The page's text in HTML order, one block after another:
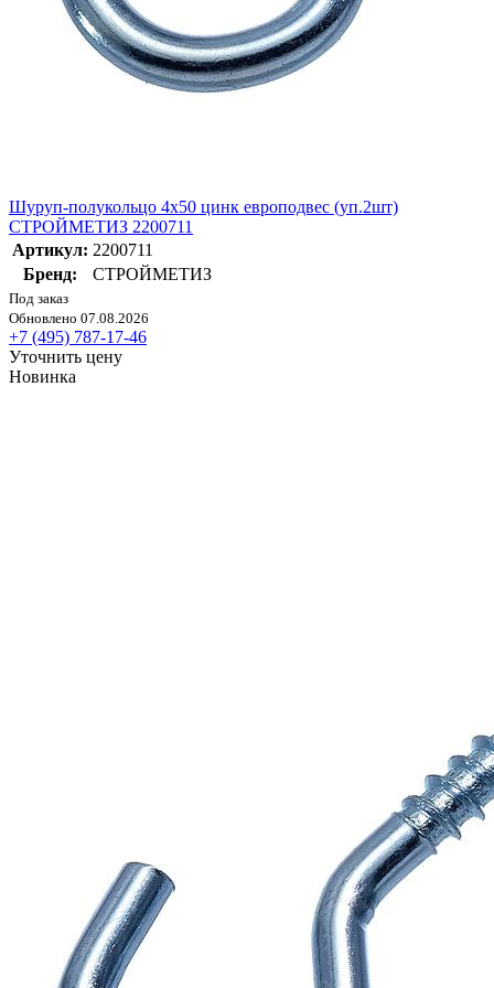
Шуруп-полукольцо 4х50 цинк европодвес (уп.2шт)
СТРОЙМЕТИЗ 2200711
Артикул: 2200711
Бренд:
СТРОЙМЕТИЗ
Под заказ
Обновлено 07.08.2026
+7 (495) 787-17-46
Уточнить цену
Новинка